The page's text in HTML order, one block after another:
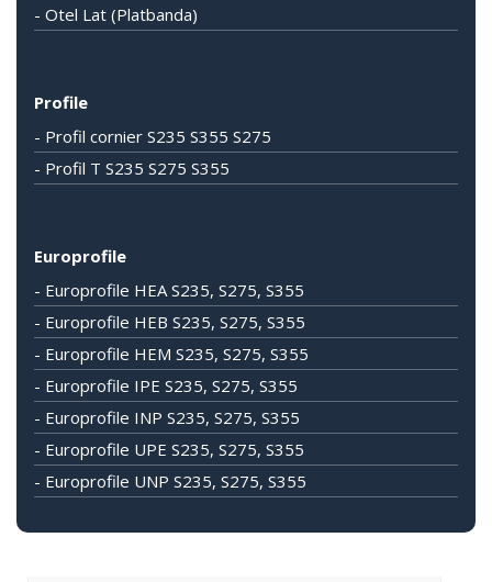
- Otel Lat (Platbanda)
Profile
- Profil cornier S235 S355 S275
- Profil T S235 S275 S355
Europrofile
- Europrofile HEA S235, S275, S355
- Europrofile HEB S235, S275, S355
- Europrofile HEM S235, S275, S355
- Europrofile IPE S235, S275, S355
- Europrofile INP S235, S275, S355
- Europrofile UPE S235, S275, S355
- Europrofile UNP S235, S275, S355